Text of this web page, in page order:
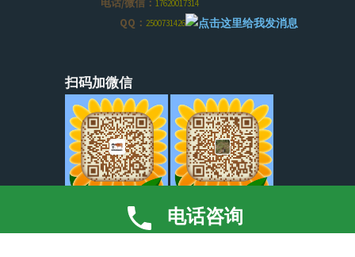
17620017314
QQ： 2500731426
扫码加微信
电话咨询